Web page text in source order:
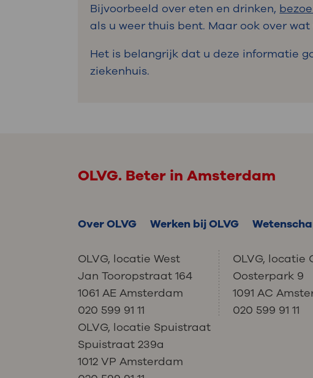
Bijvoorbeeld over eten en drinken,
als u weer thuis bent. Maar ook over
Het is belangrijk dat u deze informatie
ziekenhuis.
OLVG. Beter in Amsterdam
Over OLVG Werken bij OLVG
OLVG, locatie West
Jan Tooropstraat 164
1061 AE Amsterdam
020 599 91 11
OLVG, locatie
Oosterpark 9
1091 AC
020 599 91 11
OLVG, locatie Spuistraat
Spuistraat 239a
1012 VP Amsterdam